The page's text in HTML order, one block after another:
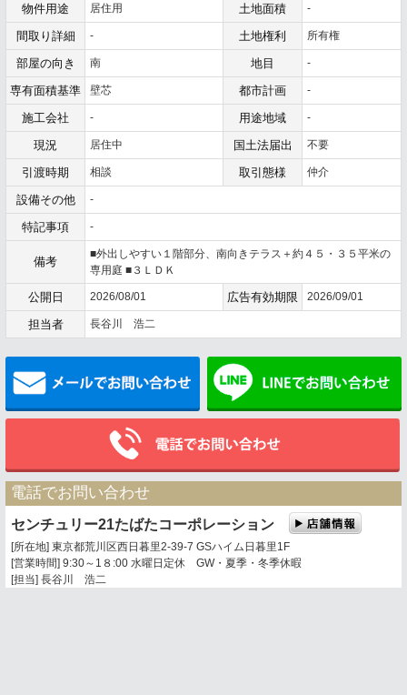
物件用途 居住用 土地面積 -
間取り詳細 - 土地権利 所有権
部屋の向き 南 地目 -
専有面積基準 壁芯 都市計画 -
施工会社 - 用途地域 -
現況 居住中 国土法届出 不要
引渡時期 相談 取引態様 仲介
設備その他 -
特記事項 -
備考
■外出しやすい１階部分、南向きテラス＋約４５・３５平米の
専用庭 ■３ＬＤＫ
公開日 2026/08/01 広告有効期限 2026/09/01
担当者 長谷川 浩二
メールでお問い合わせ
電話でお問い合わせ
センチュリー21たばたコーポレーション
[所在地] 東京都荒川区西日暮里2-39-7 GSハイム日暮里1F
[営業時間] 9:30～1８:00 水曜日定休 GW・夏季・冬季休暇
[担当] 長谷川 浩二